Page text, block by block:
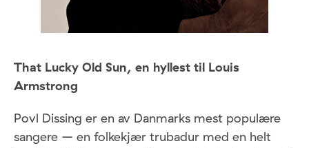
That Lucky Old Sun, en hyllest til Louis
Armstrong
Povl Dissing er en av Danmarks mest populære
sangere – en folkekjær trubadur med en helt